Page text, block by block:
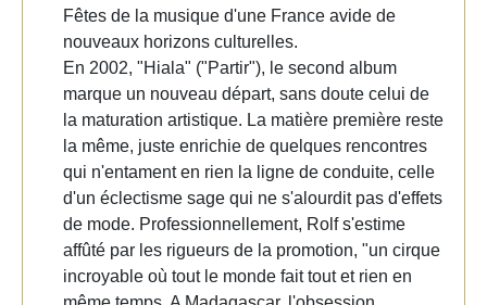
Fêtes de la musique d'une France avide de
nouveaux horizons culturelles.
En 2002, "Hiala" ("Partir"), le second album
marque un nouveau départ, sans doute celui de
la maturation artistique. La matière première reste
la même, juste enrichie de quelques rencontres
qui n'entament en rien la ligne de conduite, celle
d'un éclectisme sage qui ne s'alourdit pas d'effets
de mode. Professionnellement, Rolf s'estime
affûté par les rigueurs de la promotion, "un cirque
incroyable où tout le monde fait tout et rien en